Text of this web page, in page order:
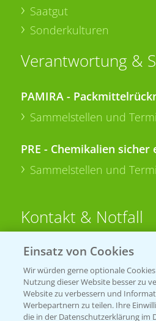
Saatgut
Sonderkulturen
Verantwortung &
PAMIRA -
Sammelstellen und
PRE - Chemikalien sicher
Sammelstellen und
Kontakt & Notfall
Beratung auf
T.+49 (0)174 346
KONTAKT
Einsatz von Cookies
Wir würden gerne optionale
Nutzung dieser Website besser zu
Website zu verbessern und
Werbepartnern zu teilen. Ihre
die in der Datenschutzerklärung im